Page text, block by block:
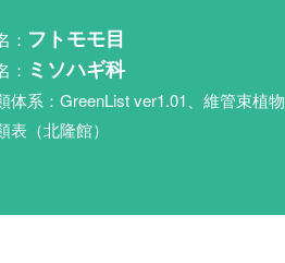
： フトモモ目
： ミソハギ科
体系：GreenList ver1.01、維管束植物
表（北隆館）